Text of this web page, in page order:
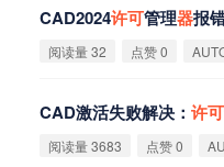
CAD2024许可管理器报
阅读量 32 点赞 0
CAD激活失败解决： 许可
阅读量 3683 点赞 0